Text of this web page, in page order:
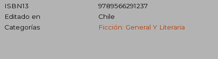
ISBN13
9789566291237
Editado en
Chile
Categorías
Ficción: General Y Literaria